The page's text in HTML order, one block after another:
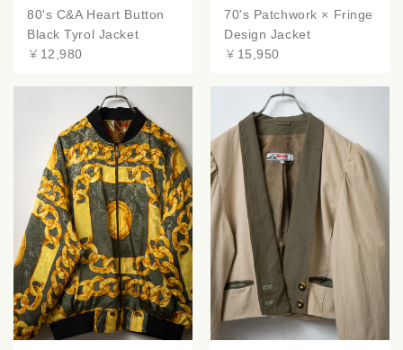
80's C&A Heart Button
Black Tyrol Jacket
￥12,980
70's Patchwork × Fringe
Design Jacket
￥15,950